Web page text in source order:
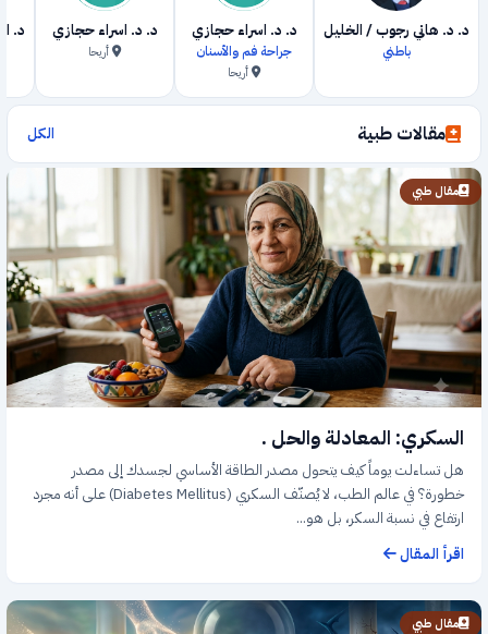
د. د. هاني رجوب / الخليل
باطني
د. د. اسراء حجازي
جراحة فم والأسنان
أريحا
د. د. اسراء حجازي
أريحا
د.
مقالات طبية الكل
مقال طبي
السكري: المعادلة والحل .
هل تساءلت يوماً كيف يتحول مصدر الطاقة الأساسي لجسدك إلى مصدر
خطورة؟ في عالم الطب، لا يُصنّف السكري (Diabetes Mellitus) على أنه مجرد
ارتفاع في نسبة السكر، بل هو...
اقرأ المقال
مقال طبي